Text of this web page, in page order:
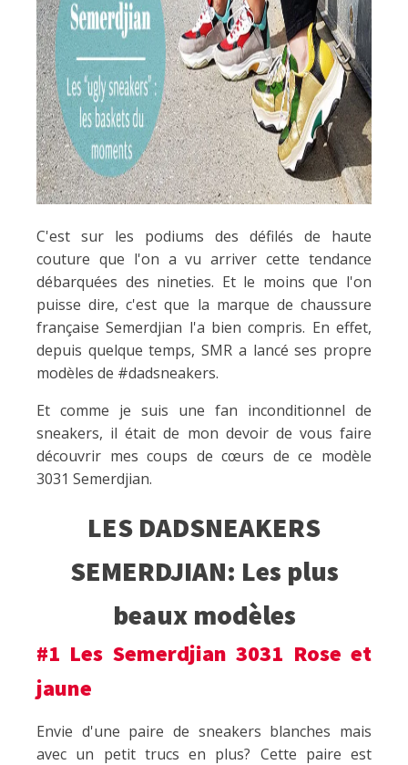
C'est sur les podiums des défilés de haute
couture que l'on a vu arriver cette tendance
débarquées des nineties. Et le moins que l'on
puisse dire, c'est que la marque de chaussure
française Semerdjian l'a bien compris. En effet,
depuis quelque temps, SMR a lancé ses propre
modèles de #dadsneakers.
Et comme je suis une fan inconditionnel de
sneakers, il était de mon devoir de vous faire
découvrir mes coups de cœurs de ce modèle
3031 Semerdjian.
LES DADSNEAKERS
SEMERDJIAN: Les plus
beaux modèles
#1 Les Semerdjian 3031 Rose et
jaune
Envie d'une paire de sneakers blanches mais
avec un petit trucs en plus? Cette paire est